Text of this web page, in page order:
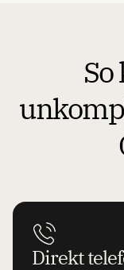
Ziegel, keine
sauber
Claudia H.
künstlich
Direkt